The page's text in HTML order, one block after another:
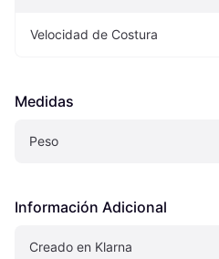
Velocidad de Costura
Medidas
Peso
Información Adicional
Creado en Klarna